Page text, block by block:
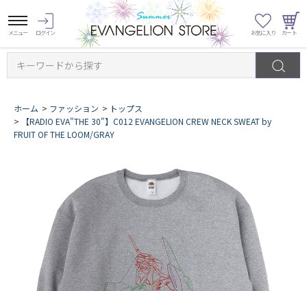
キーワードから探す
ホーム > ファッション > トップス
>
【RADIO EVA"THE 30"】C012 EVANGELION CREW NECK SWEAT by
FRUIT OF THE LOOM/GRAY